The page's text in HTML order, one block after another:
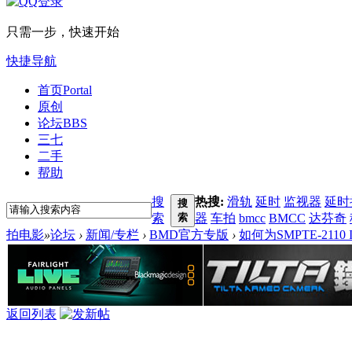
只需一步，快速开始
快捷导航
首页Portal
原创
论坛BBS
三七
二手
帮助
搜
索
搜
索
热搜: 滑轨 延时 监视器 延
器 车拍 bmcc BMCC 达芬奇
拍电影»论坛 › 新闻/专栏 › BMD官方专版 › 如何为SMPTE-
返回列表